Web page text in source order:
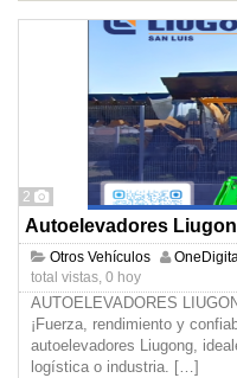
2
Autoelevadores
Otros Vehículos
total vistas, 0 hoy
AUTOELEVADORES
¡Fuerza, rendimiento y
autoelevadores Liugong,
logística o industria. […]